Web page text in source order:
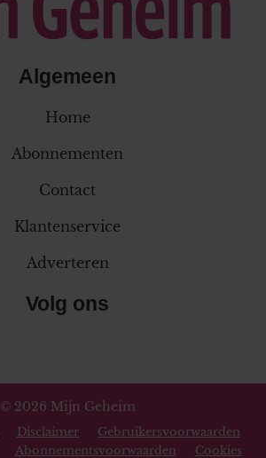
Algemeen
Home
Abonnementen
Contact
Klantenservice
Adverteren
Volg ons
© 2026 Mijn Geheim
Disclaimer
Gebruikersvoorwaarden
Abonnementsvoorwaarden Cookies